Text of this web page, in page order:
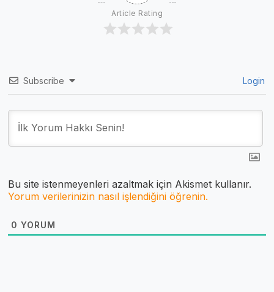
Article Rating
Subscribe Login
Bu site istenmeyenleri azaltmak için Akismet kullanır.
Yorum verilerinizin nasıl işlendiğini öğrenin.
0 YORUM